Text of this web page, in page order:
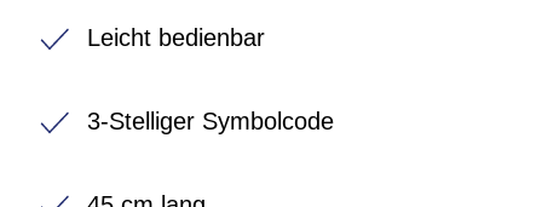
Leicht bedienbar
3-Stelliger Symbolcode